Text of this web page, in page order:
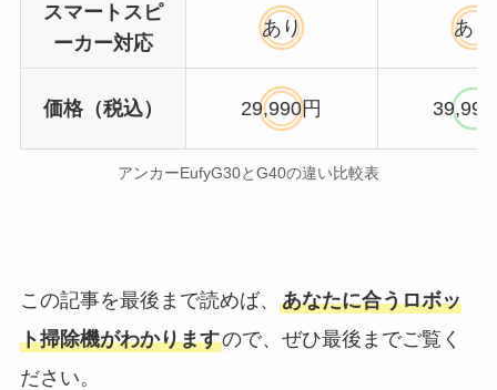
スマートスピ
ーカー対応
あり あり
価格（税込） 29,990円
アンカーEufyG30とG40の違い比較表
この記事を最後まで読めば、 あなたに合うロボッ
ト掃除機がわかりますので、ぜひ最後までご覧く
ださい。